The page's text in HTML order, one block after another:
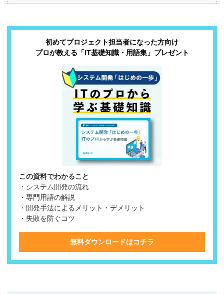
初めてプロジェクト担当者になった方向け
プロが教える「IT基礎知識・用語集」プレゼント
この資料でわかること
・システム開発の流れ
・専門用語の解説
・開発手法によるメリット・デメリット
・失敗を防ぐコツ
無料ダウンロードはコチラ